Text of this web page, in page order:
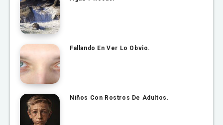
Fallando En Ver Lo Obvio.
Niños Con Rostros De Adultos.